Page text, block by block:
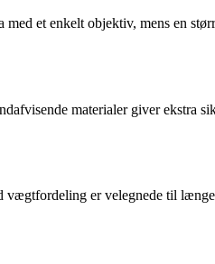
et enkelt objektiv, mens en
materialer giver
er velegnede til